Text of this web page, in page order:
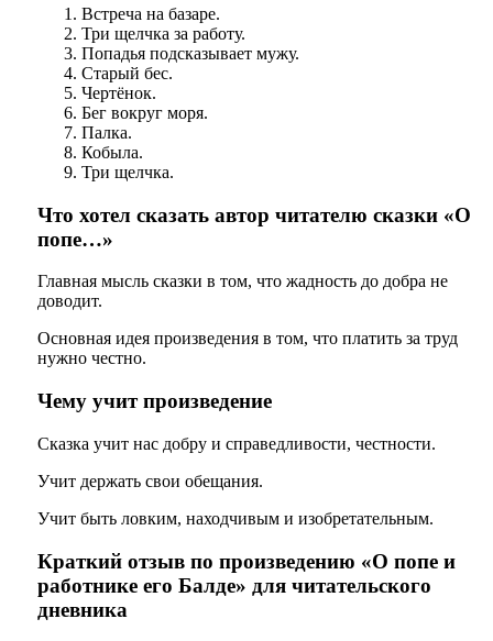
Встреча на базаре.
Три щелчка за работу.
Попадья подсказывает мужу.
Старый бес.
Чертёнок.
Бег вокруг моря.
Палка.
Кобыла.
Три щелчка.
Что хотел сказать автор читателю сказки «О
попе…»
Главная мысль сказки в том, что жадность до добра не
доводит.
Основная идея произведения в том, что платить за труд
нужно честно.
Чему учит произведение
Сказка учит нас добру и справедливости, честности.
Учит держать свои обещания.
Учит быть ловким, находчивым и изобретательным.
Краткий отзыв по произведению «О попе и
работнике его Балде» для читательского
дневника